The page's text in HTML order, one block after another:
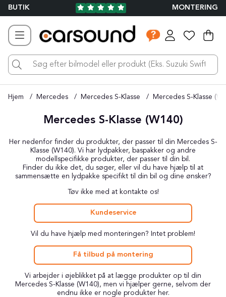
BUTIK MONTERING
.
Hjem Mercedes Mercedes S-Klasse Mercedes S-Klasse
Mercedes S-Klasse (W140)
Her nedenfor finder du produkter, der passer til din Mercedes S-
Klasse (W140). Vi har lydpakker, baspakker og andre
modellspecifikke produkter, der passer til din bil.
Finder du ikke det, du søger, eller vil du have hjælp til at
sammensætte en lydpakke specifikt til din bil og dine ønsker?
Tøv ikke med at kontakte os!
Kundeservice
Vil du have hjælp med monteringen? Intet problem!
Få tilbud på montering
Vi arbejder i øjeblikket på at lægge produkter op til din
Mercedes S-Klasse (W140), men vi hjælper gerne, selvom der
endnu ikke er nogle produkter her.